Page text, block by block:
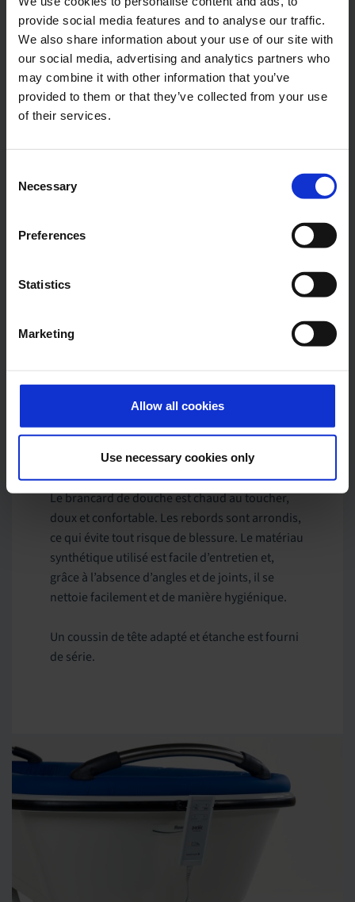
provide social media features and to analyse our traffic.
We also share information about your use of our site with
our social media, advertising and analytics partners who
may combine it with other information that you’ve
provided to them or that they’ve collected from your use
of their services.
Selection
Necessary
Preferences
Statistics
Marketing
Allow all cookies
Use necessary cookies only
est idéal pour les soignants de grande taille, et
descend très bas pour permettre des transferts
directs depuis le fauteuil roulant. Avec les
rebords en position haute, il forme une
baignoire peu profonde.
Confortable et facile
d’entretien
Le brancard de douche est chaud au toucher,
doux et confortable. Les rebords sont arrondis,
ce qui évite tout risque de blessure. Le matériau
synthétique utilisé est facile d’entretien et,
grâce à l’absence d’angles et de joints, il se
nettoie facilement et de manière hygiénique.
Un coussin de tête adapté et étanche est fourni
de série.